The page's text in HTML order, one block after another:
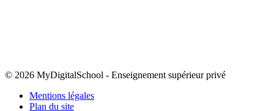
© 2026 MyDigitalSchool - Enseignement supérieur privé
Mentions légales
Plan du site